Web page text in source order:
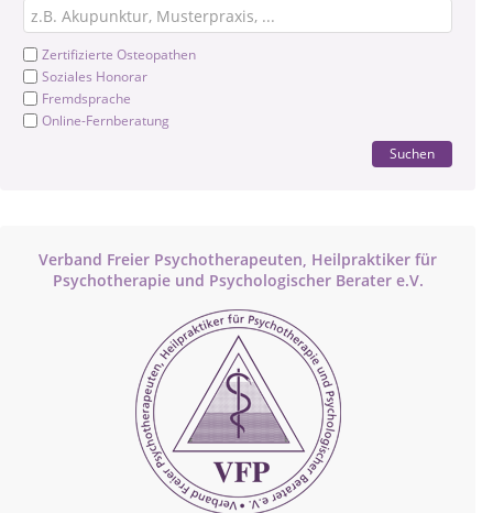
Zertifizierte Osteopathen
Soziales Honorar
Fremdsprache
Online-Fernberatung
Suchen
Verband Freier Psychotherapeuten, Heilpraktiker für
Psychotherapie und Psychologischer Berater e.V.